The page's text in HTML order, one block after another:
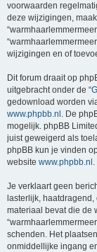
voorwaarden
deze wijzigingen,
wijzigingen en of
Dit forum draait op
uitgebracht onder de “
gedownload worden
www.phpbb.nl . De
mogelijk. phpBB
juist geweigerd als
phpBB kun je vinden
website www.phpbb.nl .
Je verklaart geen
lasterlijk,
materiaal bevat die de
schenden. Het
onmiddellijke ingang